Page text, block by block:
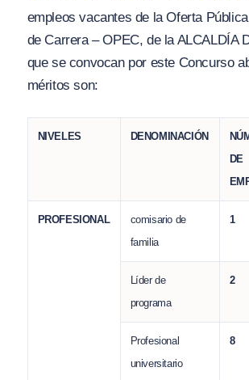
empleos vacantes de la Oferta
de Carrera – OPEC, de la ALCALDÍA
que se convocan por este Concurso
méritos son:
NIVELES DENOMINACIÓN
DE
PROFESIONAL
comisario de
familia
1
Líder de
programa
2
Profesional
universitario
8